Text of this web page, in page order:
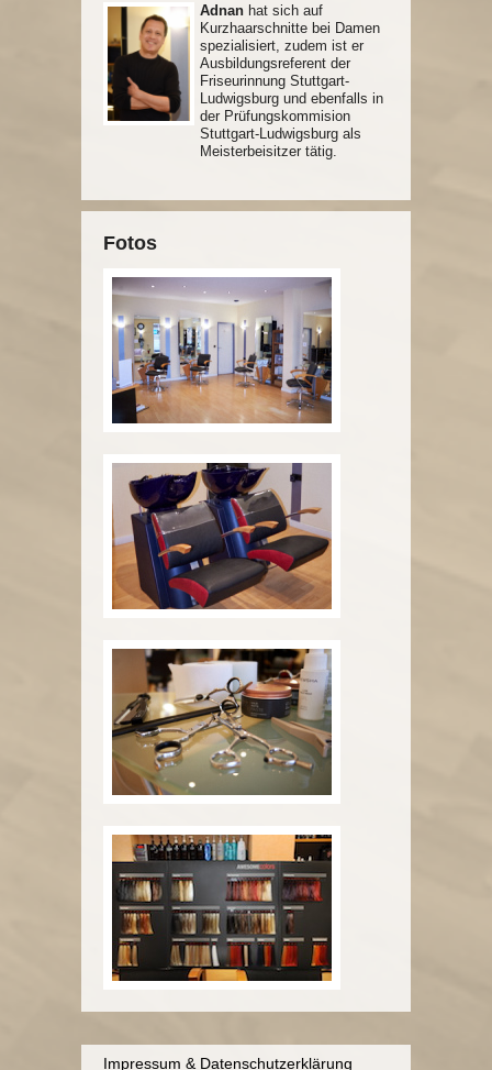
Adnan hat sich auf
Kurzhaarschnitte bei Damen
spezialisiert, zudem ist er
Ausbildungsreferent der
Friseurinnung Stuttgart-
Ludwigsburg und ebenfalls in
der Prüfungskommision
Stuttgart-Ludwigsburg als
Meisterbeisitzer tätig.
Fotos
Impressum & Datenschutzerklärung